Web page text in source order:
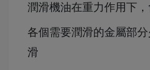
潤滑機油在重力作用下
各個需要潤滑的金屬部
滑